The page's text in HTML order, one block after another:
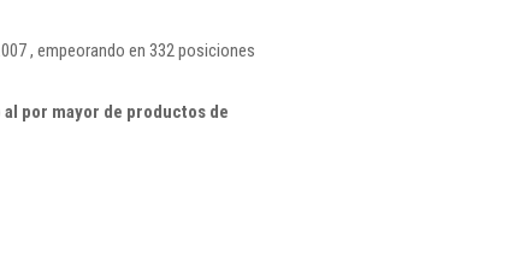
, empeorando en 332 posiciones
por mayor de productos de